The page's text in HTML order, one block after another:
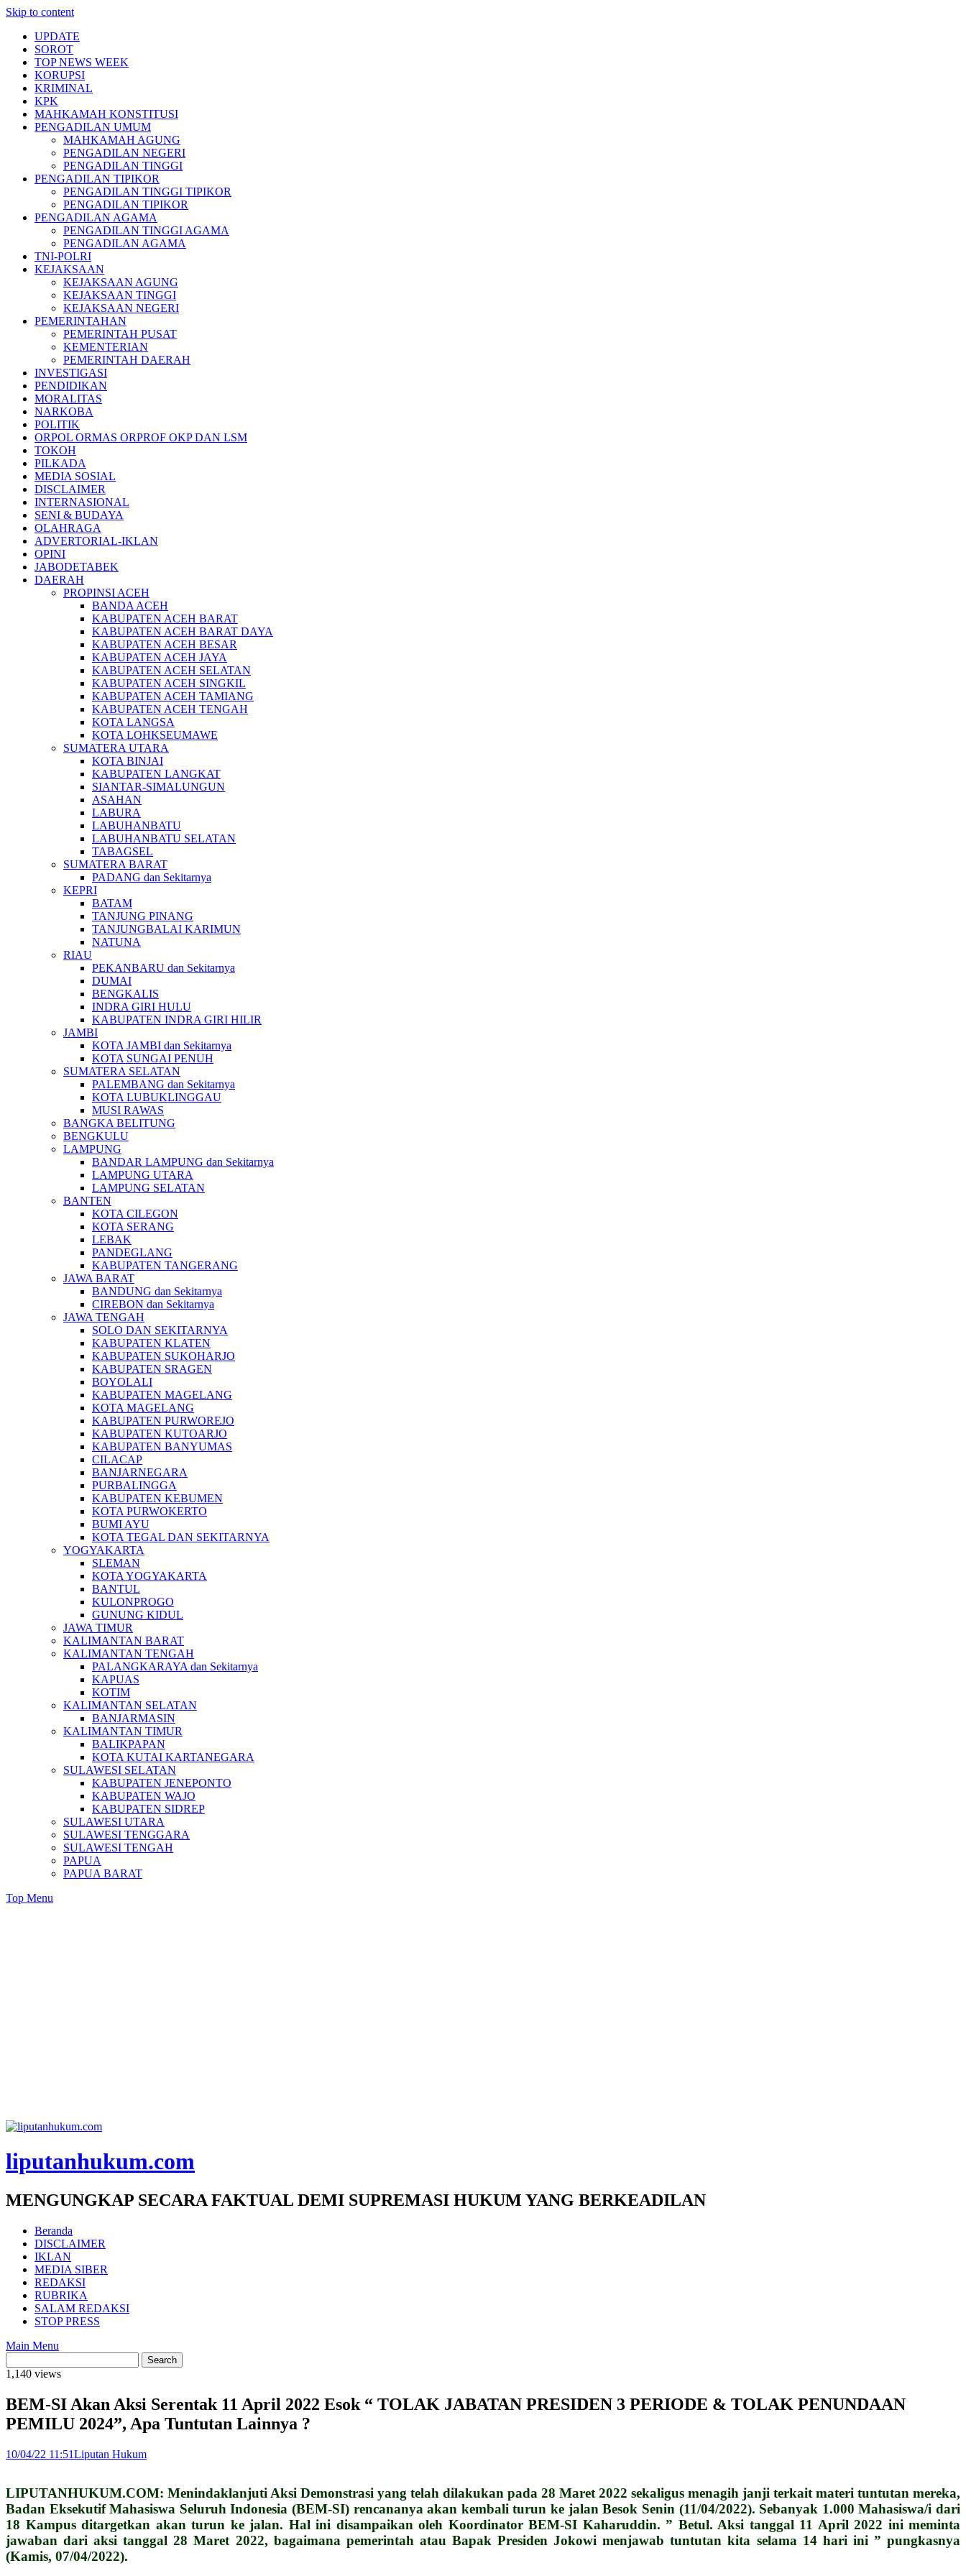
Skip to content
UPDATE
SOROT
TOP NEWS WEEK
KORUPSI
KRIMINAL
KPK
MAHKAMAH KONSTITUSI
PENGADILAN UMUM
MAHKAMAH AGUNG
PENGADILAN NEGERI
PENGADILAN TINGGI
PENGADILAN TIPIKOR
PENGADILAN TINGGI TIPIKOR
PENGADILAN TIPIKOR
PENGADILAN AGAMA
PENGADILAN TINGGI AGAMA
PENGADILAN AGAMA
TNI-POLRI
KEJAKSAAN
KEJAKSAAN AGUNG
KEJAKSAAN TINGGI
KEJAKSAAN NEGERI
PEMERINTAHAN
PEMERINTAH PUSAT
KEMENTERIAN
PEMERINTAH DAERAH
INVESTIGASI
PENDIDIKAN
MORALITAS
NARKOBA
POLITIK
ORPOL ORMAS ORPROF OKP DAN LSM
TOKOH
PILKADA
MEDIA SOSIAL
DISCLAIMER
INTERNASIONAL
SENI & BUDAYA
OLAHRAGA
ADVERTORIAL-IKLAN
OPINI
JABODETABEK
DAERAH
PROPINSI ACEH
BANDA ACEH
KABUPATEN ACEH BARAT
KABUPATEN ACEH BARAT DAYA
KABUPATEN ACEH BESAR
KABUPATEN ACEH JAYA
KABUPATEN ACEH SELATAN
KABUPATEN ACEH SINGKIL
KABUPATEN ACEH TAMIANG
KABUPATEN ACEH TENGAH
KOTA LANGSA
KOTA LOHKSEUMAWE
SUMATERA UTARA
KOTA BINJAI
KABUPATEN LANGKAT
SIANTAR-SIMALUNGUN
ASAHAN
LABURA
LABUHANBATU
LABUHANBATU SELATAN
TABAGSEL
SUMATERA BARAT
PADANG dan Sekitarnya
KEPRI
BATAM
TANJUNG PINANG
TANJUNGBALAI KARIMUN
NATUNA
RIAU
PEKANBARU dan Sekitarnya
DUMAI
BENGKALIS
INDRA GIRI HULU
KABUPATEN INDRA GIRI HILIR
JAMBI
KOTA JAMBI dan Sekitarnya
KOTA SUNGAI PENUH
SUMATERA SELATAN
PALEMBANG dan Sekitarnya
KOTA LUBUKLINGGAU
MUSI RAWAS
BANGKA BELITUNG
BENGKULU
LAMPUNG
BANDAR LAMPUNG dan Sekitarnya
LAMPUNG UTARA
LAMPUNG SELATAN
BANTEN
KOTA CILEGON
KOTA SERANG
LEBAK
PANDEGLANG
KABUPATEN TANGERANG
JAWA BARAT
BANDUNG dan Sekitarnya
CIREBON dan Sekitarnya
JAWA TENGAH
SOLO DAN SEKITARNYA
KABUPATEN KLATEN
KABUPATEN SUKOHARJO
KABUPATEN SRAGEN
BOYOLALI
KABUPATEN MAGELANG
KOTA MAGELANG
KABUPATEN PURWOREJO
KABUPATEN KUTOARJO
KABUPATEN BANYUMAS
CILACAP
BANJARNEGARA
PURBALINGGA
KABUPATEN KEBUMEN
KOTA PURWOKERTO
BUMI AYU
KOTA TEGAL DAN SEKITARNYA
YOGYAKARTA
SLEMAN
KOTA YOGYAKARTA
BANTUL
KULONPROGO
GUNUNG KIDUL
JAWA TIMUR
KALIMANTAN BARAT
KALIMANTAN TENGAH
PALANGKARAYA dan Sekitarnya
KAPUAS
KOTIM
KALIMANTAN SELATAN
BANJARMASIN
KALIMANTAN TIMUR
BALIKPAPAN
KOTA KUTAI KARTANEGARA
SULAWESI SELATAN
KABUPATEN JENEPONTO
KABUPATEN WAJO
KABUPATEN SIDREP
SULAWESI UTARA
SULAWESI TENGGARA
SULAWESI TENGAH
PAPUA
PAPUA BARAT
Top Menu
liputanhukum.com
MENGUNGKAP SECARA FAKTUAL DEMI SUPREMASI HUKUM YANG BERKEADILAN
Beranda
DISCLAIMER
IKLAN
MEDIA SIBER
REDAKSI
RUBRIKA
SALAM REDAKSI
STOP PRESS
Main Menu
1,140 views
BEM-SI Akan Aksi Serentak 11 April 2022 Esok “ TOLAK JABATAN PRESIDEN 3 PERIODE & TOLAK PENUNDAAN
PEMILU 2024”, Apa Tuntutan Lainnya ?
10/04/22 11:51Liputan Hukum
LIPUTANHUKUM.COM: Menindaklanjuti Aksi Demonstrasi yang telah dilakukan pada 28 Maret 2022 sekaligus menagih janji terkait materi tuntutan mereka,
Badan Eksekutif Mahasiswa Seluruh Indonesia (BEM-SI) rencananya akan kembali turun ke jalan Besok Senin (11/04/2022). Sebanyak 1.000 Mahasiswa/i dari
18 Kampus ditargetkan akan turun ke jalan. Hal ini disampaikan oleh Koordinator BEM-SI Kaharuddin. ” Betul. Aksi tanggal 11 April 2022 ini meminta
jawaban dari aksi tanggal 28 Maret 2022, bagaimana pemerintah atau Bapak Presiden Jokowi menjawab tuntutan kita selama 14 hari ini ” pungkasnya
(Kamis, 07/04/2022).